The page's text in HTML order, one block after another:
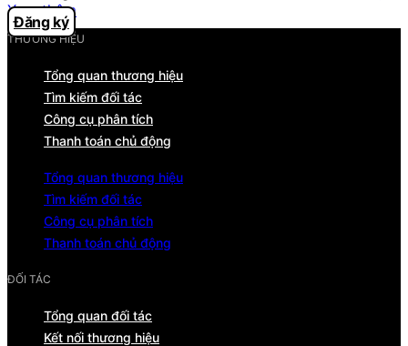
Đăng ký
Xem thêm
THƯƠNG HIỆU
Tổng quan thương hiệu
Tìm kiếm đối tác
Công cụ phân tích
Thanh toán chủ động
Tổng quan thương hiệu
Tìm kiếm đối tác
Công cụ phân tích
Thanh toán chủ động
ĐỐI TÁC
Tổng quan đối tác
Kết nối thương hiệu